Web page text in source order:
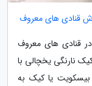
قنادی های معروف
نارنگی یخچالی با
بیسکویت یا کیک به